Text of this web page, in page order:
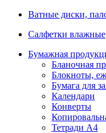
Ватные диски,
Салфетки влажные
Бумажная
Бланочная
Блокноты,
Бумага для
Календари
Конверты
Тетради А4